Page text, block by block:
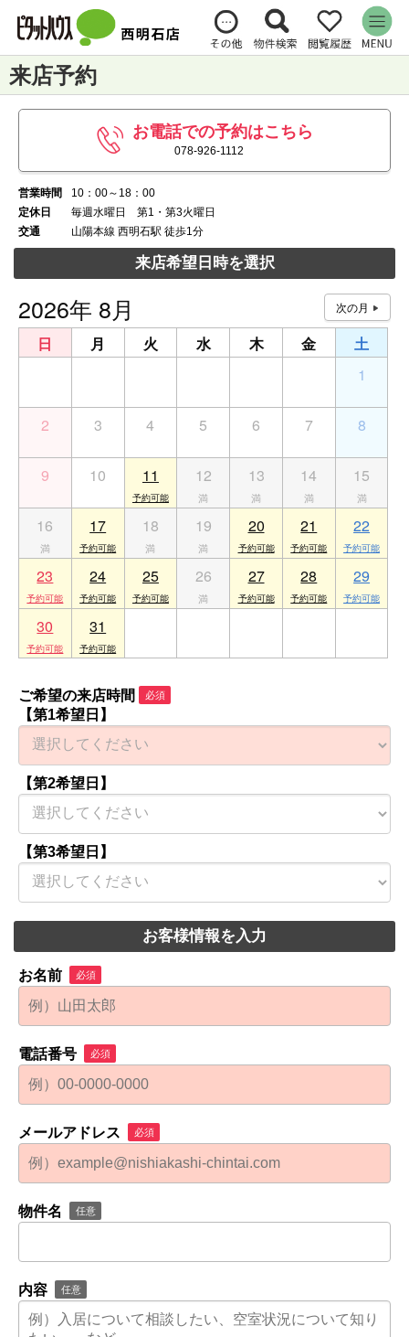
来店予約
お電話での予約はこちら
078-926-1112
営業時間
10：00～18：00
定休日
毎週水曜日 第1・第3火曜日
交通
山陽本線 西明石駅 徒歩1分
来店希望日時を選択
2026年 8月
日 月 火 水 木 金
土
1
2 3 4 5 6 7 8
9 10 11 12 13 14 15
16 17 18 19 20 21 22
23 24 25 26 27 28 29
30 31
ご希望の来店時間 必須
【第1希望日】
【第2希望日】
【第3希望日】
お客様情報を入力
お名前 必須
電話番号 必須
メールアドレス 必須
物件名 任意
内容 任意